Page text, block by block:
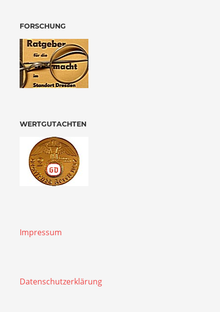
FORSCHUNG
WERTGUTACHTEN
Impressum
Datenschutzerklärung